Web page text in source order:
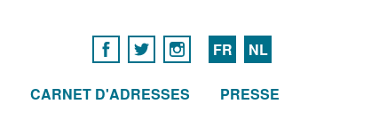
FR NL
CARNET D'ADRESSES PRESSE